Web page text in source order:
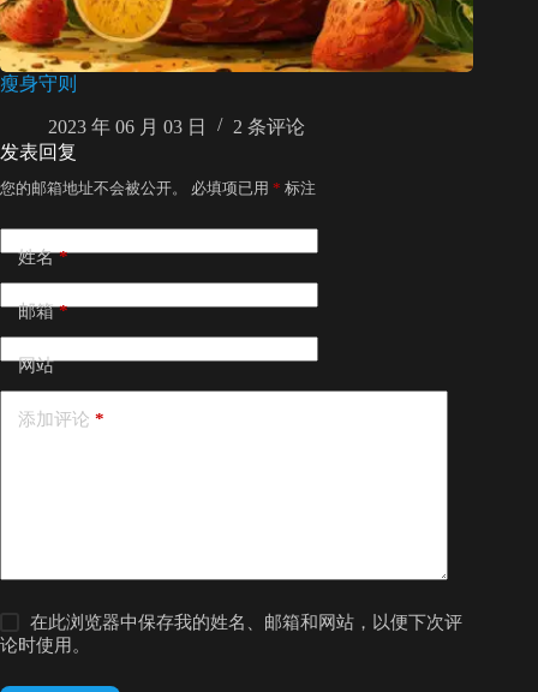
瘦身守则
2023 年 06 月 03 日
2 条评论
发表回复
您的邮箱地址不会被公开。 必填项已用 * 标注
姓名*
邮箱*
网站
添加评论 *
在此浏览器中保存我的姓名、邮箱和网站，以便下次评
论时使用。